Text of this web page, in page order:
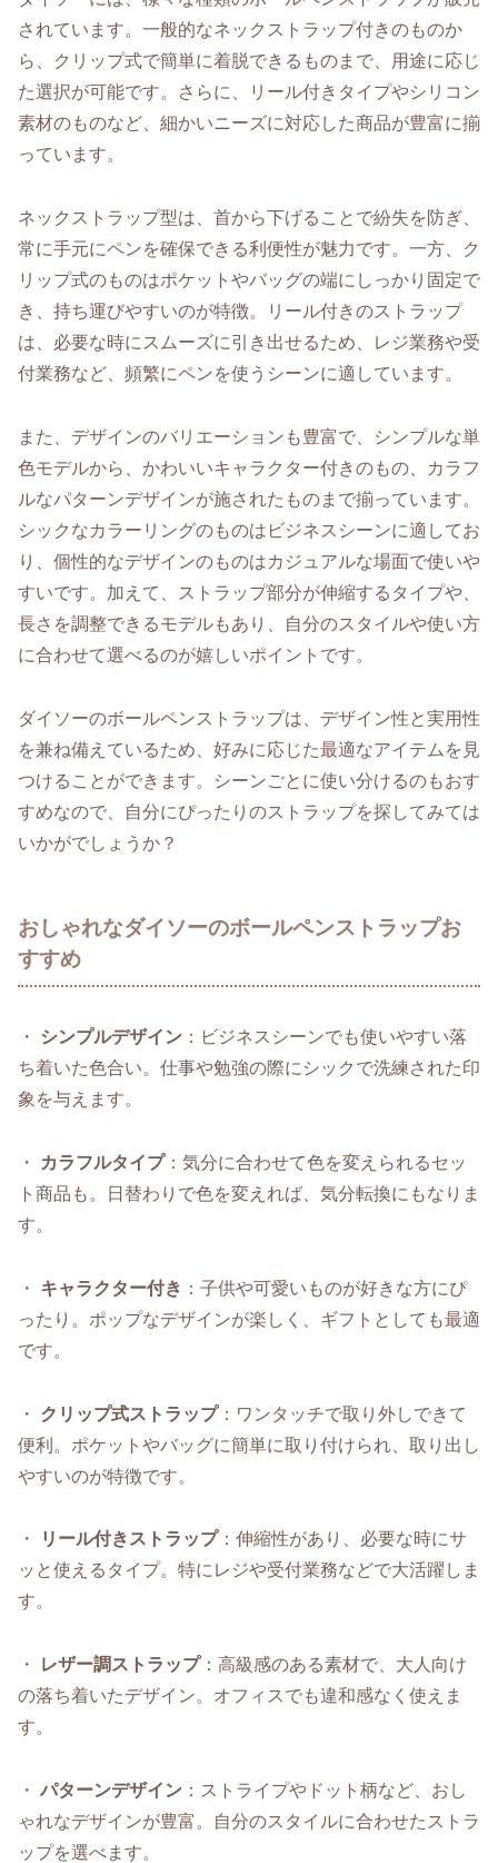
されています。一般的なネックストラップ付きのものか
ら、クリップ式で簡単に着脱できるものまで、用途に応じ
た選択が可能です。さらに、リール付きタイプやシリコン
素材のものなど、細かいニーズに対応した商品が豊富に揃
っています。
ネックストラップ型は、首から下げることで紛失を防ぎ、
常に手元にペンを確保できる利便性が魅力です。一方、ク
リップ式のものはポケットやバッグの端にしっかり固定で
き、持ち運びやすいのが特徴。リール付きのストラップ
は、必要な時にスムーズに引き出せるため、レジ業務や受
付業務など、頻繁にペンを使うシーンに適しています。
また、デザインのバリエーションも豊富で、シンプルな単
色モデルから、かわいいキャラクター付きのもの、カラフ
ルなパターンデザインが施されたものまで揃っています。
シックなカラーリングのものはビジネスシーンに適してお
り、個性的なデザインのものはカジュアルな場面で使いや
すいです。加えて、ストラップ部分が伸縮するタイプや、
長さを調整できるモデルもあり、自分のスタイルや使い方
に合わせて選べるのが嬉しいポイントです。
ダイソーのボールペンストラップは、デザイン性と実用性
を兼ね備えているため、好みに応じた最適なアイテムを見
つけることができます。シーンごとに使い分けるのもおす
すめなので、自分にぴったりのストラップを探してみては
いかがでしょうか？
おしゃれなダイソーのボールペンストラップお
すすめ
・ シンプルデザイン ：ビジネスシーンでも使いやすい落
ち着いた色合い。仕事や勉強の際にシックで洗練された印
象を与えます。
・ カラフルタイプ：気分に合わせて色を変えられるセッ
ト商品も。日替わりで色を変えれば、気分転換にもなりま
す。
・ キャラクター付き ：子供や可愛いものが好きな方にぴ
ったり。ポップなデザインが楽しく、ギフトとしても最適
です。
・ クリップ式ストラップ：ワンタッチで取り外しできて
便利。ポケットやバッグに簡単に取り付けられ、取り出し
やすいのが特徴です。
・ リール付きストラップ：伸縮性があり、必要な時にサ
ッと使えるタイプ。特にレジや受付業務などで大活躍しま
す。
・ レザー調ストラップ：高級感のある素材で、大人向け
の落ち着いたデザイン。オフィスでも違和感なく使えま
す。
・ パターンデザイン ：ストライプやドット柄など、おし
ゃれなデザインが豊富。自分のスタイルに合わせたストラ
ップを選べます。